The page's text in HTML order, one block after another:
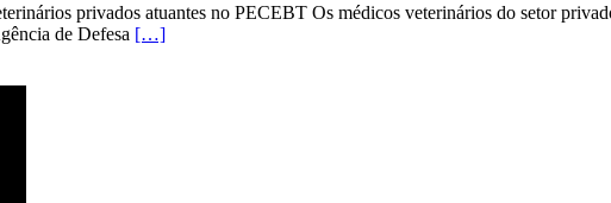
privados atuantes no PECEBT Os médicos veterinários do setor
de Defesa […]